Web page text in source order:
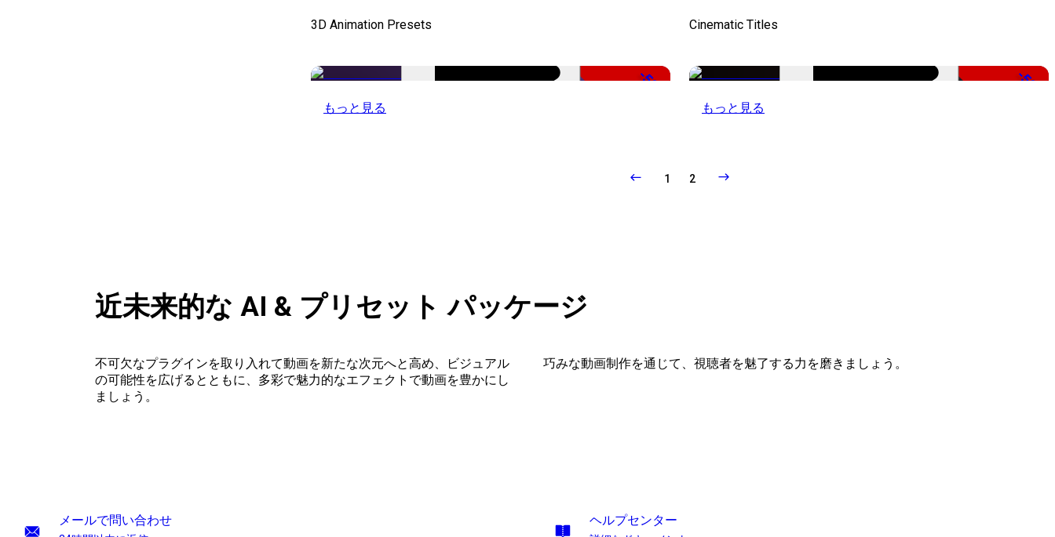
3D Animation Presets
-50%
もっと見る
Cinematic Titles
-50%
もっと見る
1 2
近未来的な AI & プリセット パッケージ
不可欠なプラグインを取り入れて動画を新たな次元へと高め、ビジュアル
の可能性を広げるとともに、多彩で魅力的なエフェクトで動画を豊かにし
ましょう。
巧みな動画制作を通じて、視聴者を魅了する力を磨きましょう。
メールで問い合わせ ヘルプセンター